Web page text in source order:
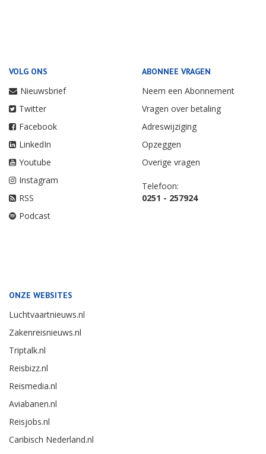
VOLG ONS
Nieuwsbrief
Twitter
Facebook
LinkedIn
Youtube
Instagram
RSS
Podcast
ABONNEE VRAGEN
Neem een Abonnement
Vragen over betaling
Adreswijziging
Opzeggen
Overige vragen
Telefoon:
0251 - 257924
ONZE WEBSITES
Luchtvaartnieuws.nl
Zakenreisnieuws.nl
Triptalk.nl
Reisbizz.nl
Reismedia.nl
Aviabanen.nl
Reisjobs.nl
Caribisch Nederland.nl